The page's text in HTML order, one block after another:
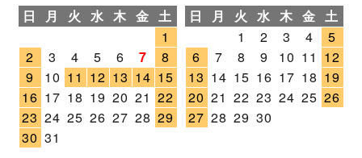
日
月 火 水 木 金 土
1
2
3 4 5 6 7
8
9
10 11 12 13 14 15
16 17 18 19 20 21 22
23 24 25 26 27 28 29
30 31
日
月 火 水 木 金 土
1
2 3 4
5
6
7 8 9 10 11 12
13 14 15 16 17 18 19
20 21 22 23 24 25 26
27 28 29 30